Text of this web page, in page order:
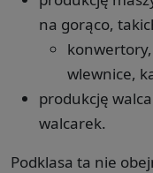
na gorąco,
wlewnice,
produkcję
walcarek.
Podklasa ta nie